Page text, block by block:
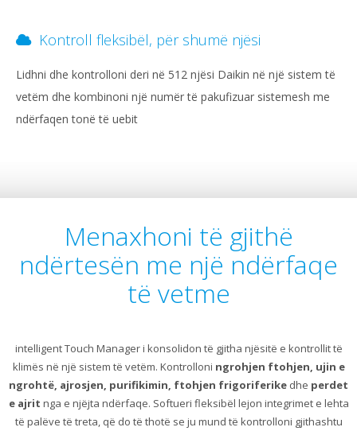
Kontroll fleksibël, për shumë njësi
Lidhni dhe kontrolloni deri në 512 njësi Daikin në një sistem të
vetëm dhe kombinoni një numër të pakufizuar sistemesh me
ndërfaqen tonë të uebit
Menaxhoni të gjithë
ndërtesën me një ndërfaqe
të vetme
intelligent Touch Manager i konsolidon të gjitha njësitë e kontrollit të
klimës në një sistem të vetëm. Kontrolloni ngrohjen ftohjen, ujin e
ngrohtë, ajrosjen, purifikimin, ftohjen frigoriferike dhe perdet
e ajrit nga e njëjta ndërfaqe. Softueri fleksibël lejon integrimet e lehta
të palëve të treta, që do të thotë se ju mund të kontrolloni gjithashtu